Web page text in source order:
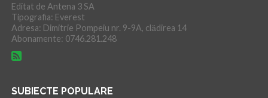
Editat de Antena 3 SA
Tipografia: Everest
Adresa: Dimitrie Pompeiu nr. 9-9A, clădirea 14
Abonamente: 0746.281.248
SUBIECTE POPULARE